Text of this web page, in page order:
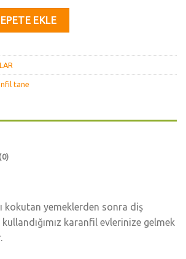
EKLE
tane
kokutan yemeklerden sonra diş
karanfil evlerinize gelmek